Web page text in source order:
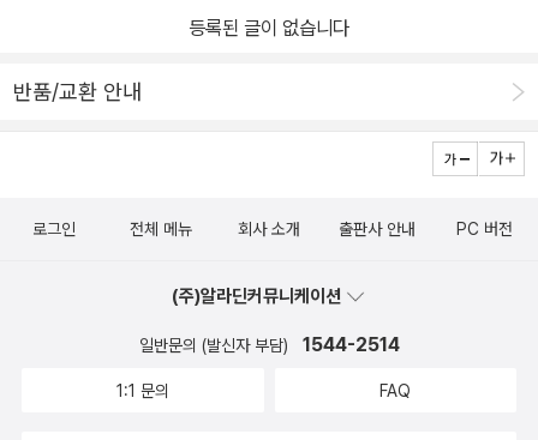
등록된 글이 없습니다
반품/교환 안내
로그인 전체 메뉴 회사 소개 출판사 안내 PC 버전
(주)알라딘커뮤니케이션
일반문의 (발신자 부담) 1544-2514
1:1 문의 FAQ